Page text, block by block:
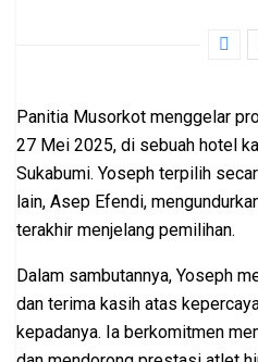
Panitia Musorkot menggelar
27 Mei 2025, di sebuah hotel
Sukabumi. Yoseph terpilih
lain, Asep Efendi,
terakhir menjelang pemilihan.
Dalam sambutannya, Yoseph
dan terima kasih atas
kepadanya. Ia berkomitmen